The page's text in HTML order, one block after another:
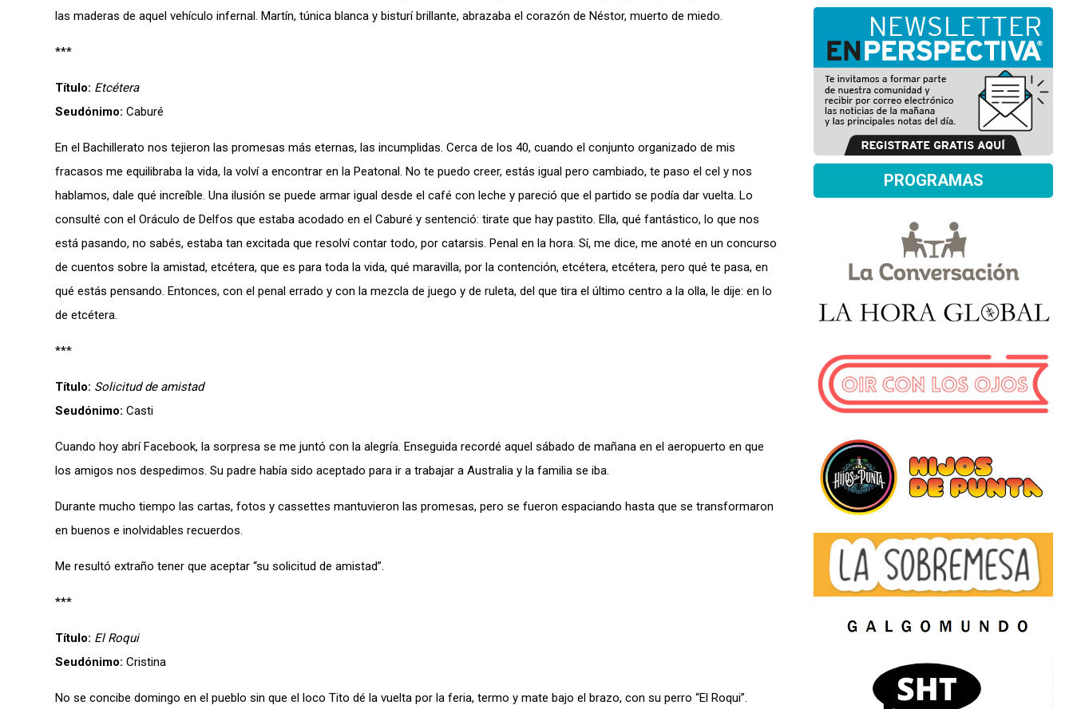
las maderas de aquel vehículo infernal. Martín, túnica blanca y bisturí brillante, abrazaba el corazón de Néstor, muerto de miedo.
***
Título: Etcétera
Seudónimo: Caburé
En el Bachillerato nos tejieron las promesas más eternas, las incumplidas. Cerca de los 40, cuando el conjunto organizado de mis
fracasos me equilibraba la vida, la volví a encontrar en la Peatonal. No te puedo creer, estás igual pero cambiado, te paso el cel y nos
hablamos, dale qué increíble. Una ilusión se puede armar igual desde el café con leche y pareció que el partido se podía dar vuelta. Lo
consulté con el Oráculo de Delfos que estaba acodado en el Caburé y sentenció: tirate que hay pastito. Ella, qué fantástico, lo que nos
está pasando, no sabés, estaba tan excitada que resolví contar todo, por catarsis. Penal en la hora. Sí, me dice, me anoté en un concurso
de cuentos sobre la amistad, etcétera, que es para toda la vida, qué maravilla, por la contención, etcétera, etcétera, pero qué te pasa, en
qué estás pensando. Entonces, con el penal errado y con la mezcla de juego y de ruleta, del que tira el último centro a la olla, le dije: en lo
de etcétera.
***
Título: Solicitud de amistad
Seudónimo: Casti
Cuando hoy abrí Facebook, la sorpresa se me juntó con la alegría. Enseguida recordé aquel sábado de mañana en el aeropuerto en que
los amigos nos despedimos. Su padre había sido aceptado para ir a trabajar a Australia y la familia se iba.
Durante mucho tiempo las cartas, fotos y cassettes mantuvieron las promesas, pero se fueron espaciando hasta que se transformaron
en buenos e inolvidables recuerdos.
Me resultó extraño tener que aceptar “su solicitud de amistad”.
***
Título: El Roqui
Seudónimo: Cristina
No se concibe domingo en el pueblo sin que el loco Tito dé la vuelta por la feria, termo y mate bajo el brazo, con su perro “El Roqui”.
PROGRAMAS